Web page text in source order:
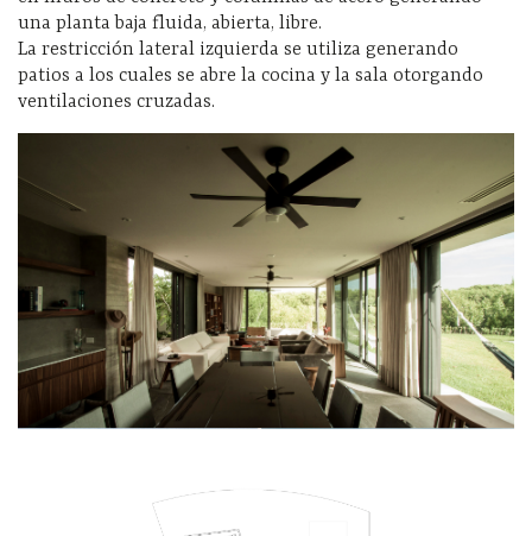
una planta baja fluida, abierta, libre.
La restricción lateral izquierda se utiliza generando
patios a los cuales se abre la cocina y la sala otorgando
ventilaciones cruzadas.